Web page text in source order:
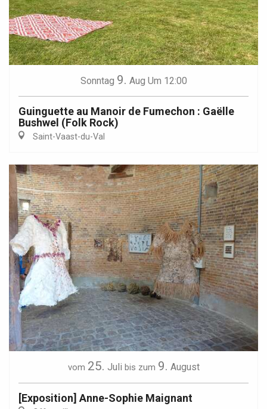
Sonntag 9. Aug Um 12:00
Guinguette au Manoir de Fumechon : Gaëlle
Bushwel (Folk Rock)
Saint-Vaast-du-Val
vom 25. Juli bis zum 9. August
[Exposition] Anne-Sophie Maignant